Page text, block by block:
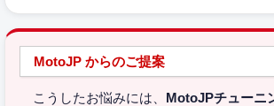
MotoJP からのご提案
こうしたお悩みには、 MotoJPチューニ